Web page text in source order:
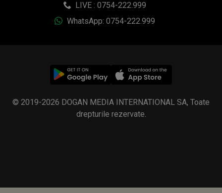
LIVE : 0754-222.999
WhatsApp: 0754-222.999
© 2019-2026 DOGAN MEDIA INTERNATIONAL SA, Toate
drepturile rezervate.